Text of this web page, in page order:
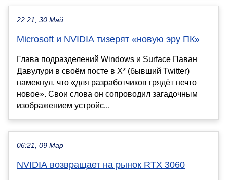
22:21, 30 Май
Microsoft и NVIDIA тизерят «новую эру ПК»
Глава подразделений Windows и Surface Паван
Давулури в своём посте в X* (бывший Twitter)
намекнул, что «для разработчиков грядёт нечто
новое». Свои слова он сопроводил загадочным
изображением устройс...
06:21, 09 Мар
NVIDIA возвращает на рынок RTX 3060